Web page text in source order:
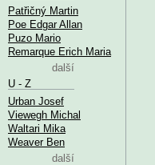
Patřičný Martin
Poe Edgar Allan
Puzo Mario
Remarque Erich Maria
další
U - Z
Urban Josef
Viewegh Michal
Waltari Mika
Weaver Ben
další